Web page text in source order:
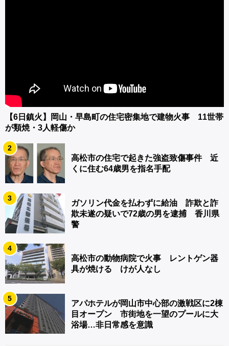
【6日鎮火】岡山・早島町の住宅密集地で建物火事 11世帯
が類焼・3人軽傷か
2
高松市の住宅で起きた強盗致傷事件 近
くに住む64歳男を指名手配
3
ガソリン代金を払わずに給油 詐欺と詐
欺未遂の疑いで72歳の男を逮捕 香川県
警
4
高松市の動物病院で火事 レントゲン器
具が焼ける けが人なし
5
アパホテルが岡山市中心部の激戦区に2棟
目オープン 市街地を一望のプールに大
浴場…非日常感を意識